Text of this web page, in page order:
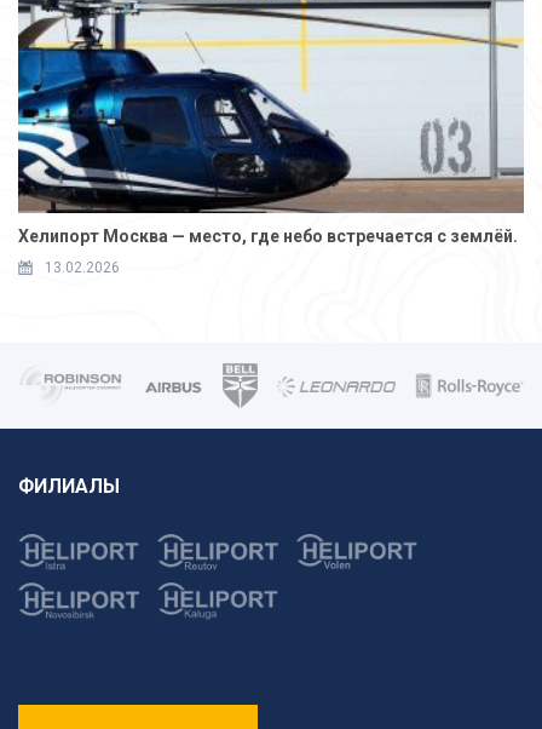
Хелипорт Москва — место, где небо встречается с землёй.
13.02.2026
ФИЛИАЛЫ